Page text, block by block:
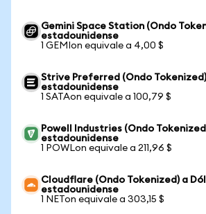
Gemini Space Station (Ondo
estadounidense
1 GEMIon equivale a 4,00 $
Strive Preferred (Ondo
estadounidense
1 SATAon equivale a 100,79 $
Powell Industries (Ondo
estadounidense
1 POWLon equivale a 211,96 $
Cloudflare (Ondo Tokenized) a
estadounidense
1 NETon equivale a 303,15 $